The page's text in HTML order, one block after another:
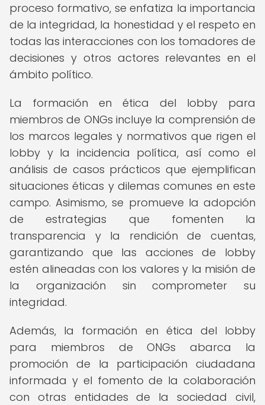
proceso formativo, se enfatiza la importancia
de la integridad, la honestidad y el respeto en
todas las interacciones con los tomadores de
decisiones y otros actores relevantes en el
ámbito político.
La formación en ética del lobby para
miembros de ONGs incluye la comprensión de
los marcos legales y normativos que rigen el
lobby y la incidencia política, así como el
análisis de casos prácticos que ejemplifican
situaciones éticas y dilemas comunes en este
campo. Asimismo, se promueve la adopción
de estrategias que fomenten la
transparencia y la rendición de cuentas,
garantizando que las acciones de lobby
estén alineadas con los valores y la misión de
la organización sin comprometer su
integridad.
Además, la formación en ética del lobby
para miembros de ONGs abarca la
promoción de la participación ciudadana
informada y el fomento de la colaboración
con otras entidades de la sociedad civil,